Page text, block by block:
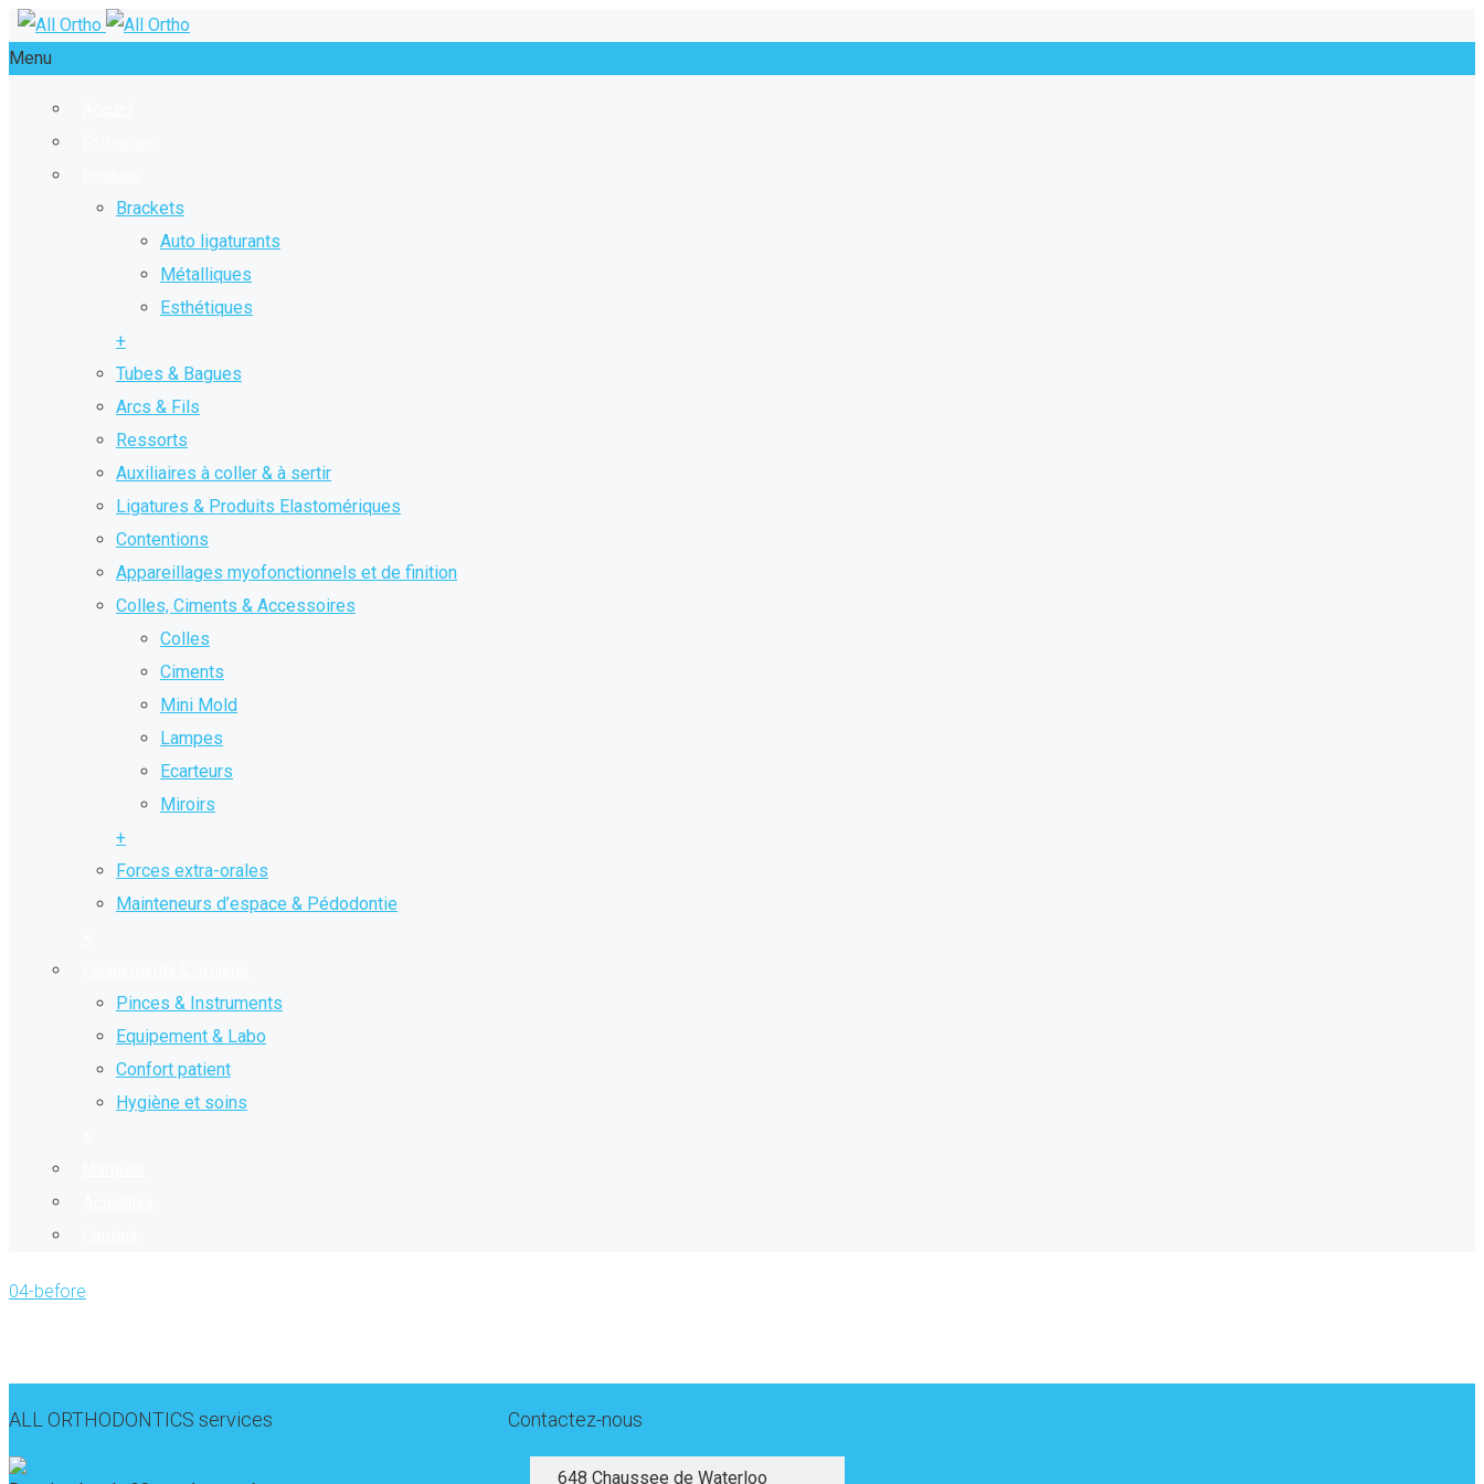
Menu
Brackets
Auto ligaturants
Métalliques
Esthétiques
+
Tubes & Bagues
Arcs & Fils
Ressorts
Auxiliaires à coller & à sertir
Ligatures & Produits Elastomériques
Contentions
Appareillages myofonctionnels et de finition
Colles, Ciments & Accessoires
Colles
Ciments
Mini Mold
Lampes
Ecarteurs
Miroirs
+
Forces extra-orales
Mainteneurs d’espace & Pédodontie
Pinces & Instruments
Equipement & Labo
Confort patient
Hygiène et soins
04-before
ALL ORTHODONTICS services Contactez-nous
648 Chaussee de Waterloo